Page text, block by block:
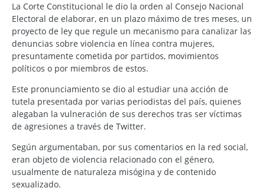
La Corte Constitucional le dio la orden al Consejo Nacional
Electoral de elaborar, en un plazo máximo de tres meses, un
proyecto de ley que regule un mecanismo para canalizar las
denuncias sobre violencia en línea contra mujeres,
presuntamente cometida por partidos, movimientos
políticos o por miembros de estos.
Este pronunciamiento se dio al estudiar una acción de
tutela presentada por varias periodistas del país, quienes
alegaban la vulneración de sus derechos tras ser víctimas
de agresiones a través de Twitter.
Según argumentaban, por sus comentarios en la red social,
eran objeto de violencia relacionado con el género,
usualmente de naturaleza misógina y de contenido
sexualizado.